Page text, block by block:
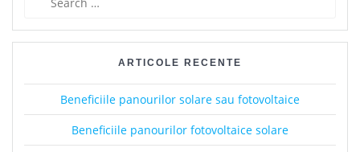
ARTICOLE RECENTE
Beneficiile panourilor solare sau fotovoltaice
Beneficiile panourilor fotovoltaice solare